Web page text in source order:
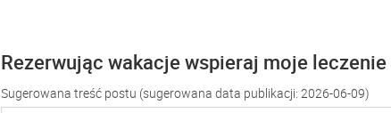
Rezerwując wakacje wspieraj moje leczenie
Sugerowana treść postu (sugerowana data publikacji: 2026-06-09)